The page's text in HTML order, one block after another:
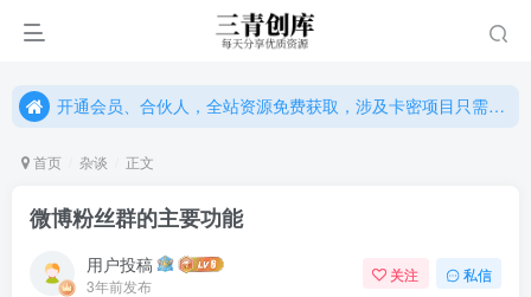
开通会员、合伙人，全站资源免费获取，涉及卡密项目只需单独购卡密（位置：网站右下悬浮按钮）
开通会员、合伙人，全站资源免费获取，涉及卡密项目只需单独购卡密（位置：网站右下悬浮按钮）
首页 杂谈 正文
微博粉丝群的主要功能
用户投稿
3年前发布
关注 私信